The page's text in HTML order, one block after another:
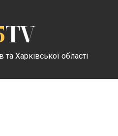
TV
Харківської області